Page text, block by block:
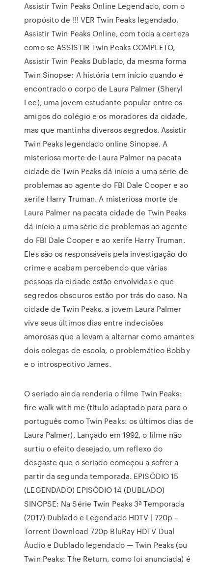
Assistir Twin Peaks Online Legendado, com o
propósito de !!! VER Twin Peaks legendado,
Assistir Twin Peaks Online, com toda a certeza
como se ASSISTIR Twin Peaks COMPLETO,
Assistir Twin Peaks Dublado, da mesma forma
Twin Sinopse: A história tem início quando é
encontrado o corpo de Laura Palmer (Sheryl
Lee), uma jovem estudante popular entre os
amigos do colégio e os moradores da cidade,
mas que mantinha diversos segredos. Assistir
Twin Peaks legendado online Sinopse. A
misteriosa morte de Laura Palmer na pacata
cidade de Twin Peaks dá início a uma série de
problemas ao agente do FBI Dale Cooper e ao
xerife Harry Truman. A misteriosa morte de
Laura Palmer na pacata cidade de Twin Peaks
dá início a uma série de problemas ao agente
do FBI Dale Cooper e ao xerife Harry Truman.
Eles são os responsáveis pela investigação do
crime e acabam percebendo que várias
pessoas da cidade estão envolvidas e que
segredos obscuros estão por trás do caso. Na
cidade de Twin Peaks, a jovem Laura Palmer
vive seus últimos dias entre indecisões
amorosas que a levam a alternar como amantes
dois colegas de escola, o problemático Bobby
e o introspectivo James.
O seriado ainda renderia o filme Twin Peaks:
fire walk with me (título adaptado para para o
português como Twin Peaks: os últimos dias de
Laura Palmer). Lançado em 1992, o filme não
surtiu o efeito desejado, um reflexo do
desgaste que o seriado começou a sofrer a
partir da segunda temporada. EPISÓDIO 15
(LEGENDADO) EPISÓDIO 14 (DUBLADO)
SINOPSE: Na Série Twin Peaks 3ª Temporada
(2017) Dublado e Legendado HDTV | 720p –
Torrent Download 720p BluRay HDTV Dual
Áudio e Dublado legendado — Twin Peaks (ou
Twin Peaks: The Return, como foi anunciada) é